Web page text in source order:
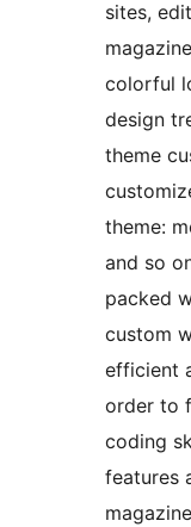
sites,
colorful
design
theme
theme:
and so
packed
custom
efficient
order to
coding
features